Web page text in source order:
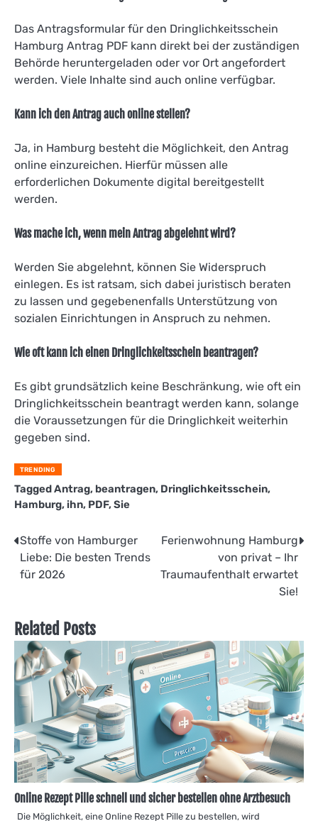
Das Antragsformular für den Dringlichkeitsschein
Hamburg Antrag PDF kann direkt bei der zuständigen
Behörde heruntergeladen oder vor Ort angefordert
werden. Viele Inhalte sind auch online verfügbar.
Kann ich den Antrag auch online stellen?
Ja, in Hamburg besteht die Möglichkeit, den Antrag
online einzureichen. Hierfür müssen alle
erforderlichen Dokumente digital bereitgestellt
werden.
Was mache ich, wenn mein Antrag abgelehnt wird?
Werden Sie abgelehnt, können Sie Widerspruch
einlegen. Es ist ratsam, sich dabei juristisch beraten
zu lassen und gegebenenfalls Unterstützung von
sozialen Einrichtungen in Anspruch zu nehmen.
Wie oft kann ich einen Dringlichkeitsschein beantragen?
Es gibt grundsätzlich keine Beschränkung, wie oft ein
Dringlichkeitsschein beantragt werden kann, solange
die Voraussetzungen für die Dringlichkeit weiterhin
gegeben sind.
TRENDING
TaggedAntrag, beantragen, Dringlichkeitsschein,
Hamburg, ihn, PDF, Sie
Beitragsnavigation
Stoffe von Hamburger
Liebe: Die besten Trends
für 2026
Ferienwohnung Hamburg
von privat – Ihr
Traumaufenthalt erwartet
Sie!
Related Posts
Online Rezept Pille schnell und sicher bestellen ohne Arztbesuch
Die Möglichkeit, eine Online Rezept Pille zu bestellen, wird